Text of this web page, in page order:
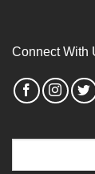
Connect With